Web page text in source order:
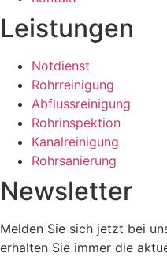
Leistungen
Notdienst
Rohrreinigung
Abflussreinigung
Rohrinspektion
Kanalreinigung
Rohrsanierung
Newsletter
Melden Sie sich jetzt bei
erhalten Sie immer die